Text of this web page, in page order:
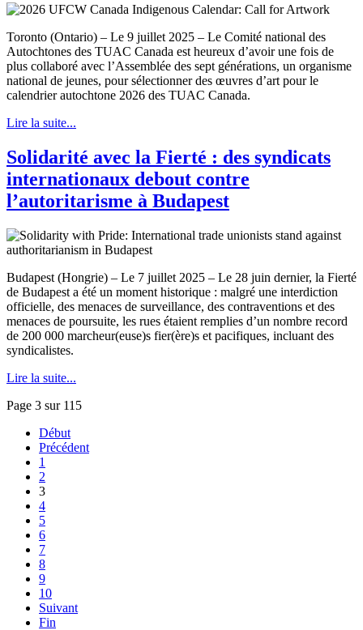
Toronto (Ontario) – Le 9 juillet 2025 – Le Comité national des
Autochtones des TUAC Canada est heureux d’avoir une fois de
plus collaboré avec l’Assemblée des sept générations, un organisme
national de jeunes, pour sélectionner des œuvres d’art pour le
calendrier autochtone 2026 des TUAC Canada.
Lire la suite...
Solidarité avec la Fierté : des syndicats
internationaux debout contre
l’autoritarisme à Budapest
Budapest (Hongrie) – Le 7 juillet 2025 – Le 28 juin dernier, la Fierté
de Budapest a été un moment historique : malgré une interdiction
officielle, des menaces de surveillance, des contraventions et des
menaces de poursuite, les rues étaient remplies d’un nombre record
de 200 000 marcheur(euse)s fier(ère)s et pacifiques, incluant des
syndicalistes.
Lire la suite...
Page 3 sur 115
Début
Précédent
1
2
3
4
5
6
7
8
9
10
Suivant
Fin